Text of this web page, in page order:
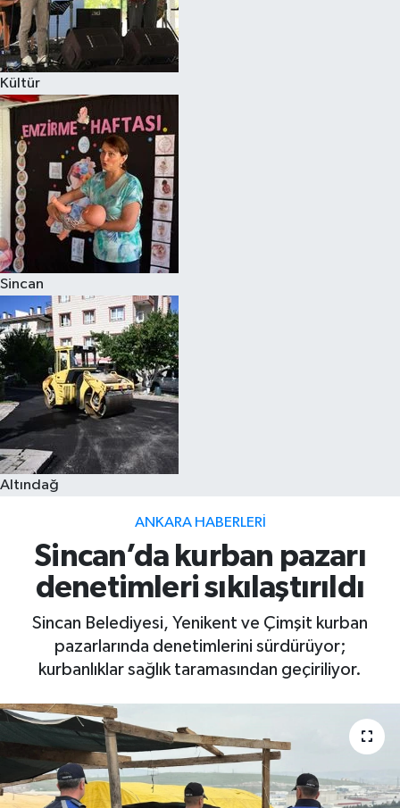
Kültür
Sincan
Altındağ
ANKARA HABERLERI
Sincan’da kurban pazarı
denetimleri sıkılaştırıldı
Sincan Belediyesi, Yenikent ve Çimşit kurban
pazarlarında denetimlerini sürdürüyor;
kurbanlıklar sağlık taramasından geçiriliyor.